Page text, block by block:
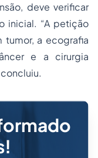
deve verificar
inicial. “A petição
tumor, a ecografia
e a cirurgia